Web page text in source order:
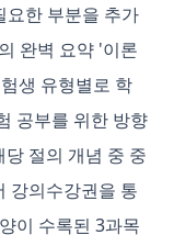
요한 부분을 추가
완벽 요약 '이론
생 유형별로 학
공부를 위한 방향
절의 개념 중 중
강의수강권을 통
이 수록된 3과목